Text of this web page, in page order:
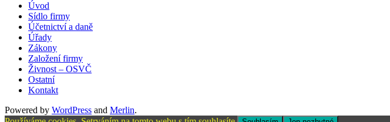
Úvod
Sídlo firmy
Účetnictví a daně
Úřady
Zákony
Založení firmy
Živnost – OSVČ
Ostatní
Kontakt
Powered by WordPress and Merlin.